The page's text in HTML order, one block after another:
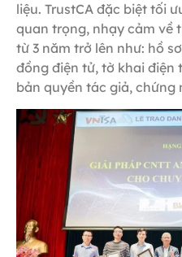
liệu. TrustCA đặc biệt tối
quan trọng, nhạy cảm về
từ 3 năm trở lên như: hồ
đồng điện tử, tờ khai điện
bản quyền tác giả, chứng